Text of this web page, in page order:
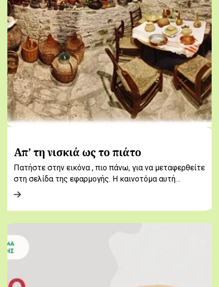
Απ’ τη νισκιά ως το πιάτο
Πατήστε στην εικόνα , πιο πάνω, για να μεταφερθείτε
στη σελίδα της εφαρμογής. Η καινοτόμα αυτή…